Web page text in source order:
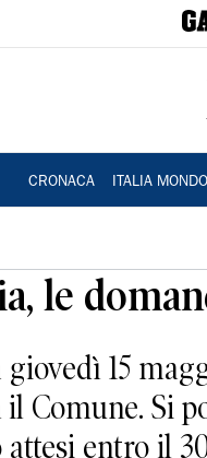
CRONACA ITALIA MONDO
le
15
Comune. Si
attesi entro il